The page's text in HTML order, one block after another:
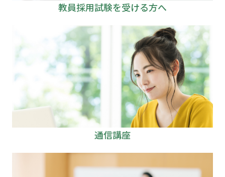
教員採用試験を受ける方へ
通信講座